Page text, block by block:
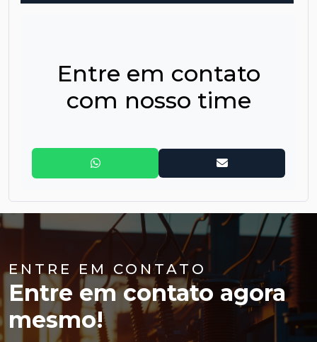
Linha PWC PT11 6 ~ 10kVA
Linha PWC PT11 RT 6 ~ 10kVA
Entre em contato
com nosso time
ENTRE EM CONTATO
Entre em contato agora
mesmo!